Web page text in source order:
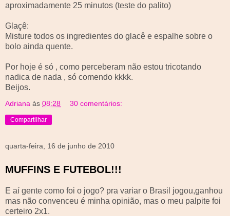
aproximadamente 25 minutos (teste do palito)
Glaçê:
Misture todos os ingredientes do glacê e espalhe sobre o
bolo ainda quente.
Por hoje é só , como perceberam não estou tricotando
nadica de nada , só comendo kkkk.
Beijos.
Adriana às 08:28 30 comentários:
Compartilhar
quarta-feira, 16 de junho de 2010
MUFFINS E FUTEBOL!!!
E aí gente como foi o jogo? pra variar o Brasil jogou,ganhou
mas não convenceu é minha opinião, mas o meu palpite foi
certeiro 2x1.